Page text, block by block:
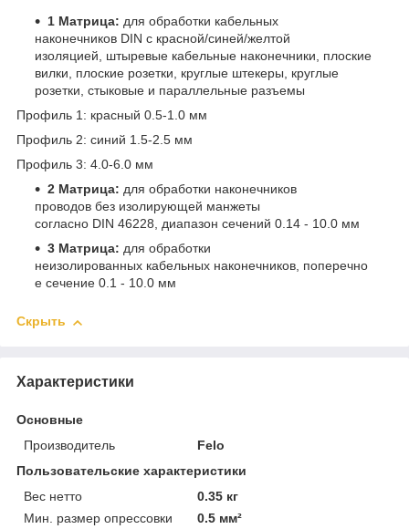
1 Матрица: для обработки кабельных
наконечников DIN с красной/синей/желтой
изоляцией, штыревые кабельные наконечники, плоские
вилки, плоские розетки, круглые штекеры, круглые
розетки, стыковые и параллельные разъемы
Профиль 1: красный 0.5-1.0 мм
Профиль 2: синий 1.5-2.5 мм
Профиль 3: 4.0-6.0 мм
2 Матрица: для обработки наконечников
проводов без изолирующей манжеты
согласно DIN 46228, диапазон сечений 0.14 - 10.0 мм
3 Матрица: для обработки
неизолированных кабельных наконечников, поперечно
е сечение 0.1 - 10.0 мм
Скрыть
Характеристики
Основные
Производитель
Felo
Пользовательские характеристики
Вес нетто
0.35 кг
Мин. размер опрессовки
0.5 мм²